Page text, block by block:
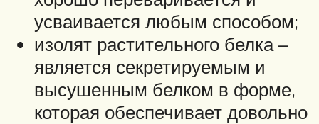
усваивается любым способом;
изолят растительного белка –
является секретируемым и
высушенным белком в форме,
которая обеспечивает довольно